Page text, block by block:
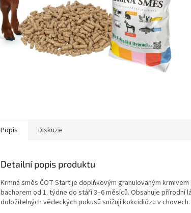
Popis Diskuze
Detailní popis produktu
Krmná směs ČOT Start je doplňkovým granulovaným
bachorem od 1. týdne do stáří 3–6 měsíců. Obsahuje přírodní
doložitelných vědeckých pokusů snižují kokcidiózu v chovech.